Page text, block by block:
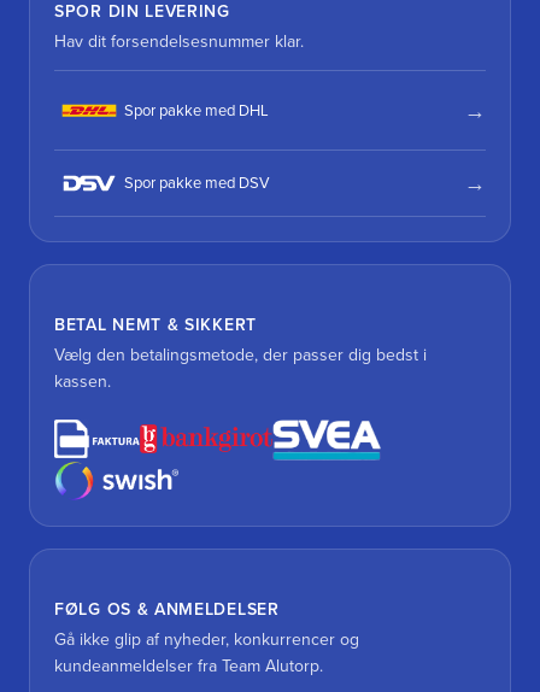
SPOR DIN LEVERING
Hav dit forsendelsesnummer klar.
Spor pakke med DHL
Spor pakke med DSV
BETAL NEMT & SIKKERT
Vælg den betalingsmetode, der passer dig bedst i
kassen.
FØLG OS & ANMELDELSER
Gå ikke glip af nyheder, konkurrencer og
kundeanmeldelser fra Team Alutorp.